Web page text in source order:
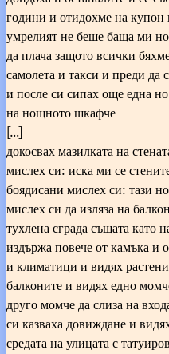
години и отидохме на
умрелият не беше баща ми
да плача защото всички
самолета и такси и преди
и после си сипах още една
на нощното шкафче
[…]
докосвах мазилката на
мислех си: иска ми се
боядисани мислех си: тази
мислех си да изляза на
тухлена сграда същата като
издържа повече от камъка и
и климатици и видях
балконите и видях едно
друго момче да слиза на
си казваха довиждане и
средата на улицата с